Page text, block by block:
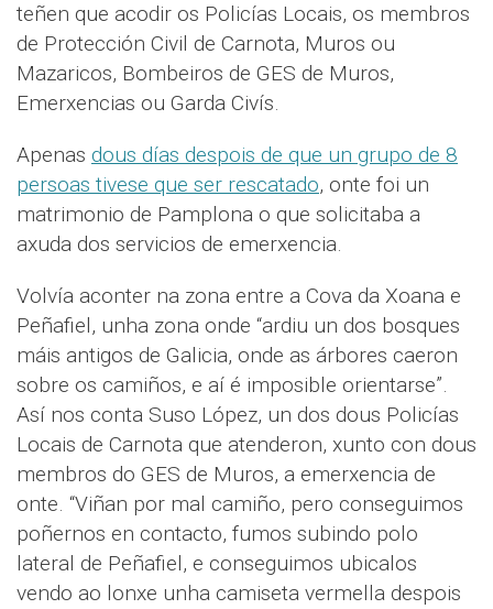
teñen que acodir os Policías Locais, os membros
de Protección Civil de Carnota, Muros ou
Mazaricos, Bombeiros de GES de Muros,
Emerxencias ou Garda Civís.
Apenas dous días despois de que un grupo de 8
persoas tivese que ser rescatado, onte foi un
matrimonio de Pamplona o que solicitaba a
axuda dos servicios de emerxencia.
Volvía aconter na zona entre a Cova da Xoana e
Peñafiel, unha zona onde “ardiu un dos bosques
máis antigos de Galicia, onde as árbores caeron
sobre os camiños, e aí é imposible orientarse”.
Así nos conta Suso López, un dos dous Policías
Locais de Carnota que atenderon, xunto con dous
membros do GES de Muros, a emerxencia de
onte. “Viñan por mal camiño, pero conseguimos
poñernos en contacto, fumos subindo polo
lateral de Peñafiel, e conseguimos ubicalos
vendo ao lonxe unha camiseta vermella despois